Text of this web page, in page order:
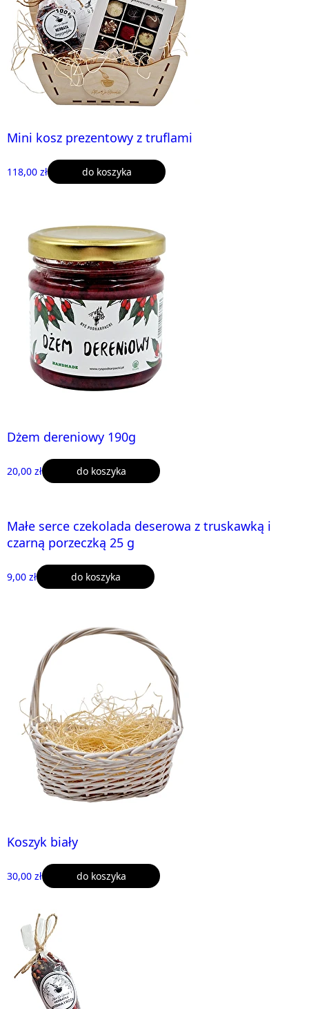
Mini kosz prezentowy z truflami
118,00 zł do koszyka
Dżem dereniowy 190g
20,00 zł do koszyka
Małe serce czekolada deserowa z truskawką i
czarną porzeczką 25 g
9,00 zł do koszyka
Koszyk biały
30,00 zł do koszyka